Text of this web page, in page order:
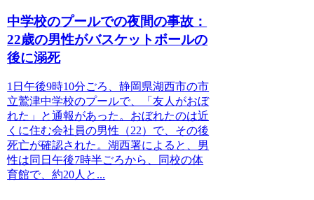
中学校のプールでの夜間の事故：
22歳の男性がバスケットボールの
後に溺死
1日午後9時10分ごろ、静岡県湖西市の市
立鷲津中学校のプールで、「友人がおぼ
れた」と通報があった。おぼれたのは近
くに住む会社員の男性（22）で、その後
死亡が確認された。湖西署によると、男
性は同日午後7時半ごろから、同校の体
育館で、約20人と...